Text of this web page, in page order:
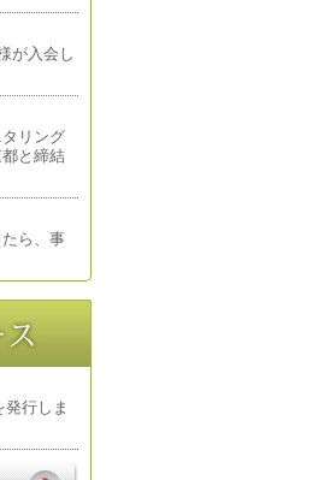
が入会し
タリング
と締結
ら、事
行しま